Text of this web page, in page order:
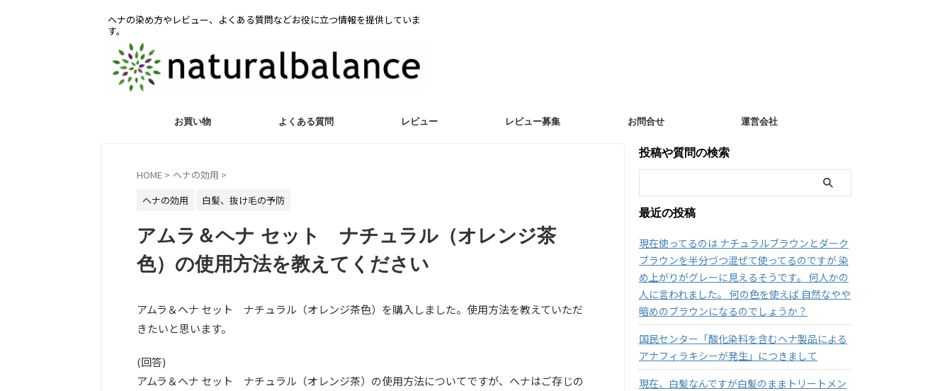
ヘナの染め方やレビュー、よくある質問などお役に立つ情報を提供していま
す。
お買い物 よくある質問 レビュー レビュー募集 お問合せ 運営会社
HOME > ヘナの効用 >
ヘナの効用
白髪、抜け毛の予防
アムラ＆ヘナ セット ナチュラル（オレンジ茶
色）の使用方法を教えてください
アムラ＆ヘナ セット ナチュラル（オレンジ茶色）を購入しました。使用方法を教えていただ
きたいと思います。
(回答)
アムラ＆ヘナ セット ナチュラル（オレンジ茶）の使用方法についてですが、ヘナはご存じの
投稿や質問の検索
最近の投稿
現在使ってるのは ナチュラルブラウンとダーク
ブラウンを半分づつ混ぜて使ってるのですが 染
め上がりがグレーに見えるそうです。 何人かの
人に言われました。 何の色を使えば 自然なやや
暗めのブラウンになるのでしょうか？
国民センター「酸化染料を含むヘナ製品による
アナフィラキシーが発生」につきまして
現在、白髪なんですが白髪のままトリートメン